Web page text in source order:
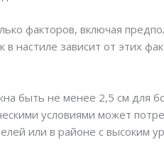
факторов, включая
зависит от этих
быть не менее 2,5 см для
условиями может
или в районе с высоким